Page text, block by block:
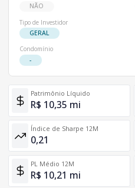
NÃO
Tipo de Investidor
GERAL
Condomínio
-
Patrimônio Líquido
R$ 10,35 mi
Índice de Sharpe 12M
0,21
PL Médio 12M
R$ 10,21 mi